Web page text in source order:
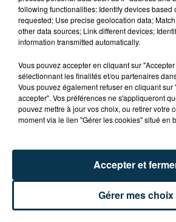
L’ASSE RÉDUIT FACE À
PREMIÈRE VICTOIRE POUR NOS
following functionalities: Identify devices based
requested; Use precise geolocation data;
other data sources; Link different devices;
information transmitted automatically.
Vous pouvez accepter en cliquant sur
sélectionnant les finalités et/ou partenaires
Vous pouvez également refuser en cliquant sur
accepter". Vos préférences ne s'appliqueront
pouvez mettre à jour vos choix, ou retirer votre
moment via le lien "Gérer les cookies" situé en
Gérer mes choix
Accepter et